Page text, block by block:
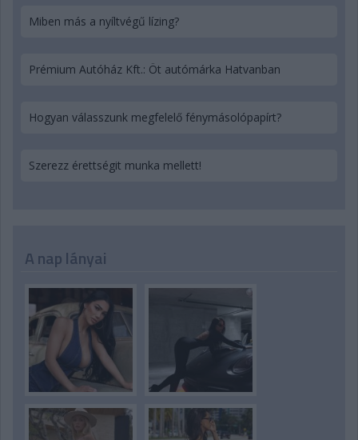
Miben más a nyíltvégű lízing?
Prémium Autóház Kft.: Öt autómárka Hatvanban
Hogyan válasszunk megfelelő fénymásolópapírt?
Szerezz érettségit munka mellett!
A nap lányai